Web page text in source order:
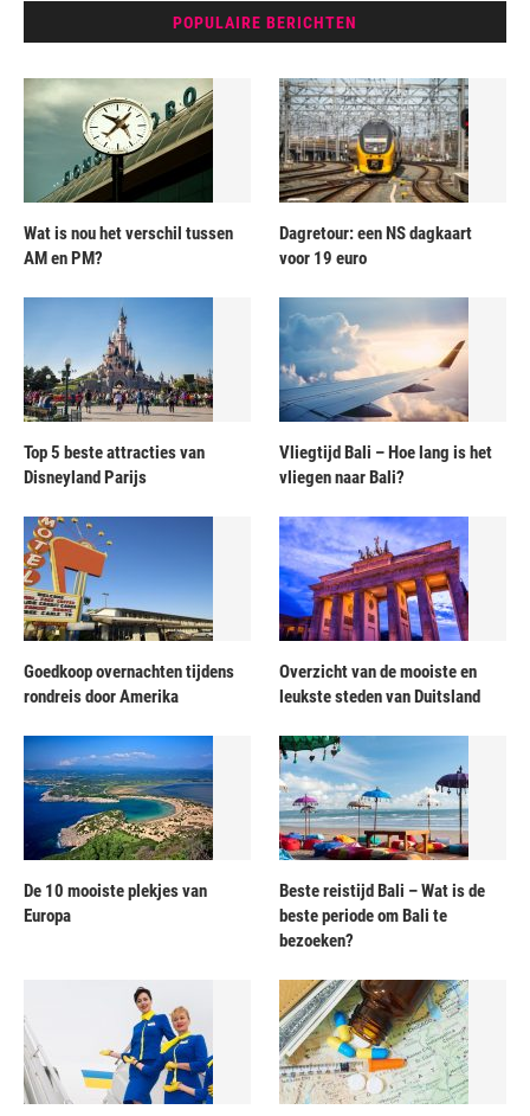
POPULAIRE BERICHTEN
Wat is nou het verschil tussen
AM en PM?
Dagretour: een NS dagkaart
voor 19 euro
Top 5 beste attracties van
Disneyland Parijs
Vliegtijd Bali – Hoe lang is het
vliegen naar Bali?
Goedkoop overnachten tijdens
rondreis door Amerika
Overzicht van de mooiste en
leukste steden van Duitsland
De 10 mooiste plekjes van
Europa
Beste reistijd Bali – Wat is de
beste periode om Bali te
bezoeken?